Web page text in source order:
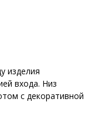
изделия
входа. Низ
с декоративной